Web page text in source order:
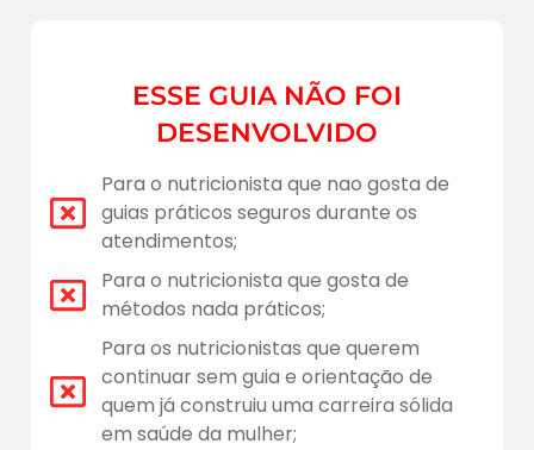
ESSE GUIA NÃO FOI
DESENVOLVIDO
Para o nutricionista que nao gosta de
guias práticos seguros durante os
atendimentos;
Para o nutricionista que gosta de
métodos nada práticos;
Para os nutricionistas que querem
continuar sem guia e orientação de
quem já construiu uma carreira sólida
em saúde da mulher;